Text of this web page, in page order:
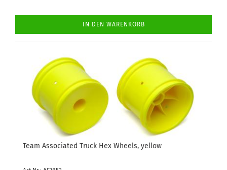
IN DEN WARENKORB
Team Associated Truck Hex Wheels, yellow